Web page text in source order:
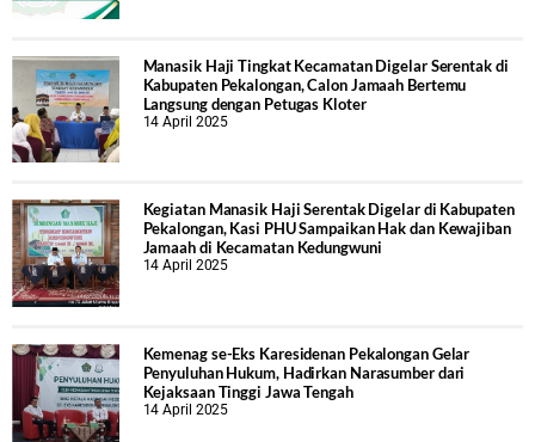
Manasik Haji Tingkat Kecamatan Digelar Serentak di
Kabupaten Pekalongan, Calon Jamaah Bertemu
Langsung dengan Petugas Kloter
14 April 2025
Kegiatan Manasik Haji Serentak Digelar di Kabupaten
Pekalongan, Kasi PHU Sampaikan Hak dan Kewajiban
Jamaah di Kecamatan Kedungwuni
14 April 2025
Kemenag se-Eks Karesidenan Pekalongan Gelar
Penyuluhan Hukum, Hadirkan Narasumber dari
Kejaksaan Tinggi Jawa Tengah
14 April 2025